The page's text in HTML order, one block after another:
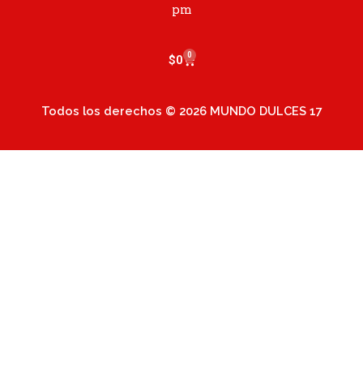
pm
$0 0
Cart
Todos los derechos © 2026 MUNDO DULCES 17